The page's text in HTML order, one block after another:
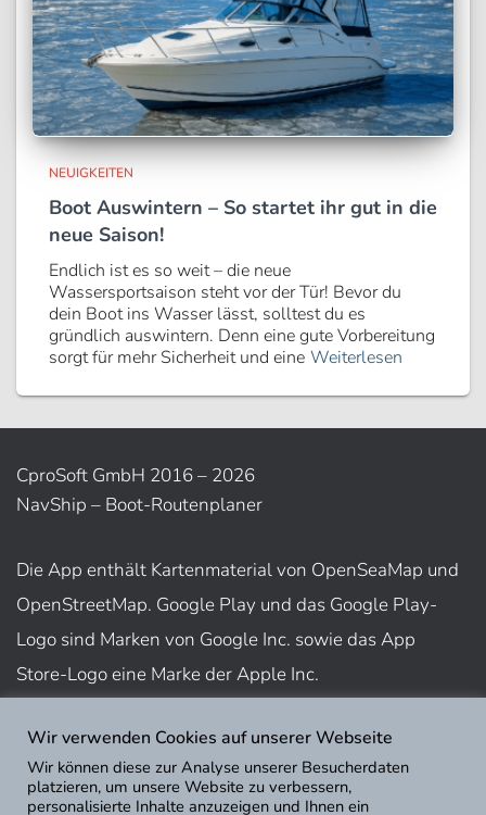
NEUIGKEITEN
Boot Auswintern – So startet ihr gut in die
neue Saison!
Endlich ist es so weit – die neue
Wassersportsaison steht vor der Tür! Bevor du
dein Boot ins Wasser lässt, solltest du es
gründlich auswintern. Denn eine gute Vorbereitung
sorgt für mehr Sicherheit und eine Weiterlesen
CproSoft GmbH 2016 – 2026
NavShip – Boot-Routenplaner
Die App enthält Kartenmaterial von OpenSeaMap und
OpenStreetMap. Google Play und das Google Play-
Logo sind Marken von Google Inc. sowie das App
Store-Logo eine Marke der Apple Inc.
Nutzungsbedingungen
Impressum
Wir verwenden Cookies auf unserer Webseite
Wir können diese zur Analyse unserer Besucherdaten
platzieren, um unsere Website zu verbessern,
personalisierte Inhalte anzuzeigen und Ihnen ein